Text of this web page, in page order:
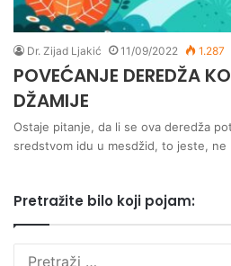
Dr. Zijad Ljakić 11/09/2022 1.287
POVEĆANJE DEREDŽA
DŽAMIJE
Ostaje pitanje, da li se ova deredža
sredstvom idu u mesdžid, to jeste, ne
Pretražite bilo koji pojam: